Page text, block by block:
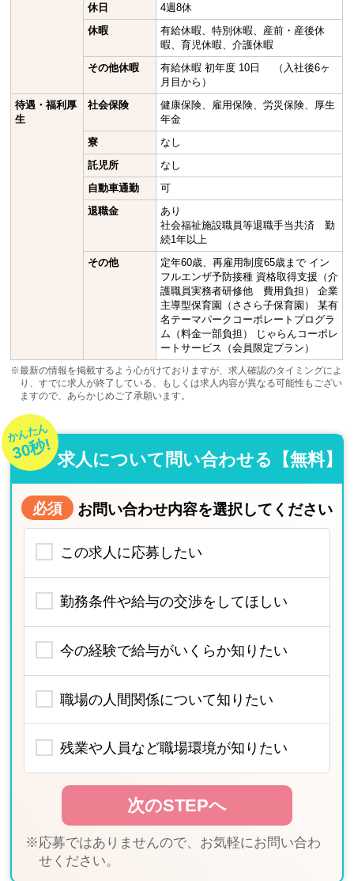
休日
4週8休
休暇
有給休暇、特別休暇、産前・産後休
暇、育児休暇、介護休暇
その他休暇
有給休暇 初年度 10日 （入社後6ヶ
月目から）
待遇・福利厚
生
社会保険
健康保険、雇用保険、労災保険、厚生
年金
寮
なし
託児所
なし
自動車通勤
可
退職金
あり
社会福祉施設職員等退職手当共済 勤
続1年以上
その他
定年60歳、再雇用制度65歳まで イン
フルエンザ予防接種 資格取得支援（介
護職員実務者研修他 費用負担） 企業
主導型保育園（ささら子保育園） 某有
名テーマパークコーポレートプログラ
ム（料金一部負担） じゃらんコーポレ
ートサービス（会員限定プラン）
※最新の情報を掲載するよう心がけておりますが、求人確認のタイミングによ
り、すでに求人が終了している、もしくは求人内容が異なる可能性もござい
ますので、あらかじめご了承願います。
かんたん
30秒! 求人について問い合わせる【無料】
必須 お問い合わせ内容を選択してください
この求人に応募したい
勤務条件や給与の交渉をしてほしい
今の経験で給与がいくらか知りたい
職場の人間関係について知りたい
残業や人員など職場環境が知りたい
※応募ではありませんので、お気軽にお問い合わ
せください。